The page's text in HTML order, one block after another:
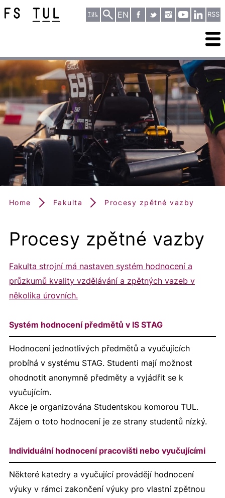
EN RSS
Home Fakulta Procesy zpětné vazby
Procesy zpětné vazby
Fakulta strojní má nastaven systém hodnocení a
průzkumů kvality vzdělávání a zpětných vazeb v
několika úrovních.
Systém hodnocení předmětů v IS STAG
Hodnocení jednotlivých předmětů a vyučujících
probíhá v systému STAG. Studenti mají možnost
ohodnotit anonymně předměty a vyjádřit se k
vyučujícím.
Akce je organizována Studentskou komorou TUL.
Zájem o toto hodnocení je ze strany studentů nízký.
Individuální hodnocení pracovišti nebo vyučujícími
Některé katedry a vyučující provádějí hodnocení
výuky v rámci zakončení výuky pro vlastní zpětnou